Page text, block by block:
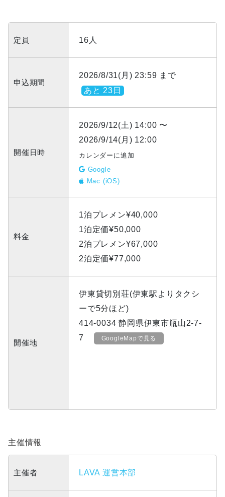
定員 16人
申込期間
2026/8/31(月) 23:59 まで
あと 23日
開催日時
2026/9/12(土) 14:00 〜
2026/9/14(月) 12:00
カレンダーに追加
Google
Mac (iOS)
料金
1泊プレメン¥40,000
1泊定価¥50,000
2泊プレメン¥67,000
2泊定価¥77,000
開催地
伊東貸切別荘(伊東駅よりタクシ
ーで5分ほど)
414-0034 静岡県伊東市瓶山2-7-
7
GoogleMapで見る
主催情報
主催者 LAVA 運営本部